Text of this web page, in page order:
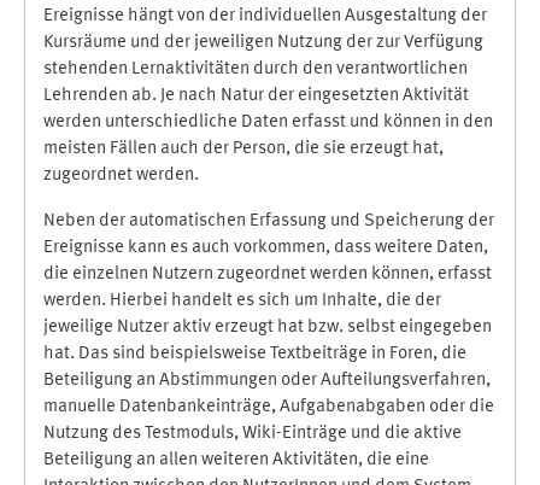
Ereignisse hängt von der individuellen Ausgestaltung der
Kursräume und der jeweiligen Nutzung der zur Verfügung
stehenden Lernaktivitäten durch den verantwortlichen
Lehrenden ab. Je nach Natur der eingesetzten Aktivität
werden unterschiedliche Daten erfasst und können in den
meisten Fällen auch der Person, die sie erzeugt hat,
zugeordnet werden.
Neben der automatischen Erfassung und Speicherung der
Ereignisse kann es auch vorkommen, dass weitere Daten,
die einzelnen Nutzern zugeordnet werden können, erfasst
werden. Hierbei handelt es sich um Inhalte, die der
jeweilige Nutzer aktiv erzeugt hat bzw. selbst eingegeben
hat. Das sind beispielsweise Textbeiträge in Foren, die
Beteiligung an Abstimmungen oder Aufteilungsverfahren,
manuelle Datenbankeinträge, Aufgabenabgaben oder die
Nutzung des Testmoduls, Wiki-Einträge und die aktive
Beteiligung an allen weiteren Aktivitäten, die eine